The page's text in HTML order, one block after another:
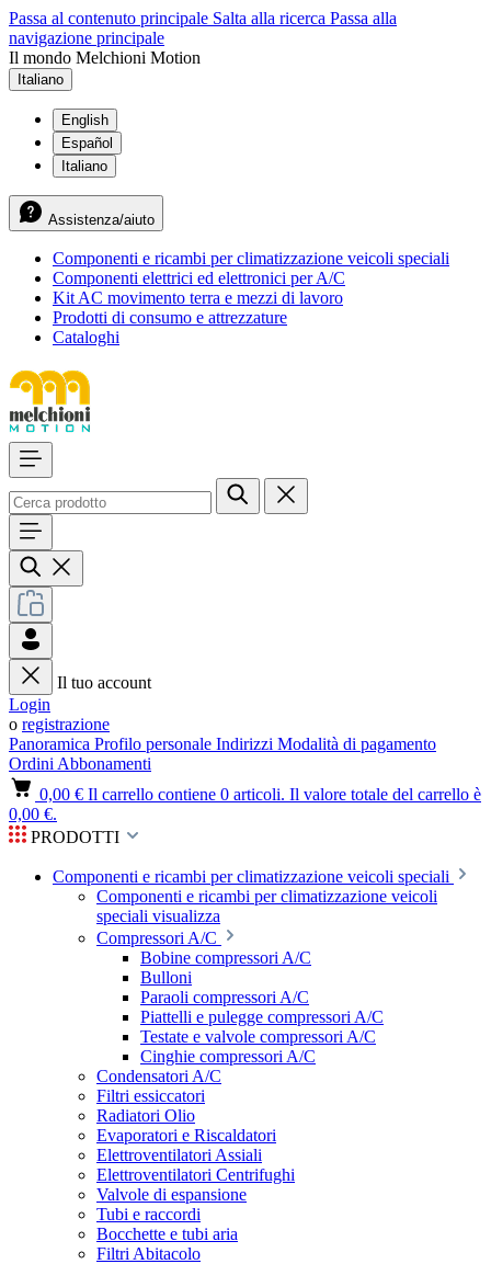
Passa al contenuto principale Salta alla ricerca Passa alla
navigazione principale
Il mondo Melchioni Motion
Italiano
English
Español
Italiano
Assistenza/aiuto
Componenti e ricambi per climatizzazione veicoli speciali
Componenti elettrici ed elettronici per A/C
Kit AC movimento terra e mezzi di lavoro
Prodotti di consumo e attrezzature
Cataloghi
Il tuo account
Login
o registrazione
Panoramica Profilo personale Indirizzi Modalità di pagamento
Ordini Abbonamenti
0,00 € Il carrello contiene 0 articoli. Il valore totale del carrello è
0,00 €.
PRODOTTI
Componenti e ricambi per climatizzazione veicoli speciali
Componenti e ricambi per climatizzazione veicoli
speciali visualizza
Compressori A/C
Bobine compressori A/C
Bulloni
Paraoli compressori A/C
Piattelli e pulegge compressori A/C
Testate e valvole compressori A/C
Cinghie compressori A/C
Condensatori A/C
Filtri essiccatori
Radiatori Olio
Evaporatori e Riscaldatori
Elettroventilatori Assiali
Elettroventilatori Centrifughi
Valvole di espansione
Tubi e raccordi
Bocchette e tubi aria
Filtri Abitacolo